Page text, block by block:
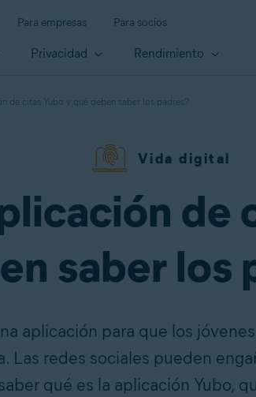
Para empresas Para socios
Privacidad Rendimiento
de citas Yubo y qué deben saber los padres?
Vida digital
de
saber los
aplicación para que los
Las redes sociales pueden
qué es la aplicación Yubo,